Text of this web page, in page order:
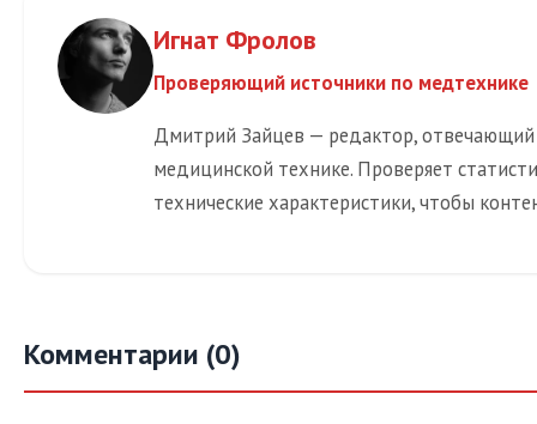
Игнат Фролов
Проверяющий источники по медтехнике
Дмитрий Зайцев — редактор,
медицинской технике. Проверяет
технические характеристики, чтобы
Комментарии (0)